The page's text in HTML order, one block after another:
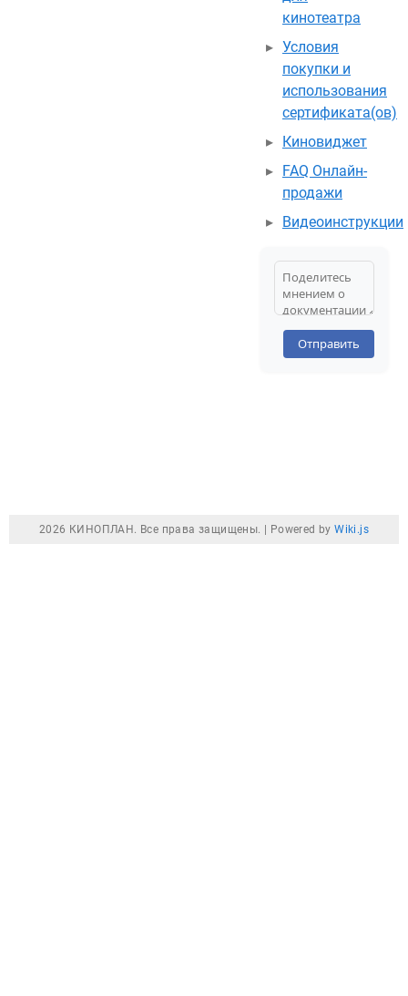
кинотеатра
Условия
покупки и
использования
сертификата(ов)
Киновиджет
FAQ Онлайн-
продажи
Видеоинструкции
Отправить
2026 КИНОПЛАН. Все права защищены. | Powered byWiki.js